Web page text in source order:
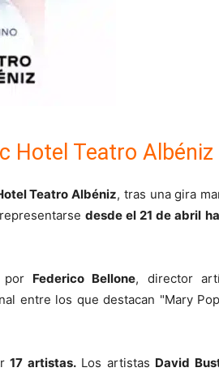
Hotel Teatro Albéniz
Teatro Albéniz, tras una gira
desde el 21 de abril
por Federico Bellone, director
entre los que destacan "Mary
17 artistas.Los artistas David